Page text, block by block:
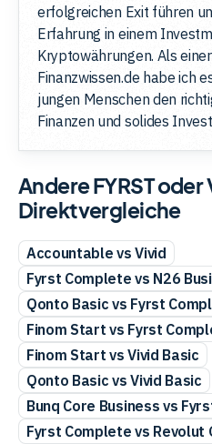
erfolgreichen Exit führen
Erfahrung in einem
Kryptowährungen. Als
Finanzwissen.de habe ich
jungen Menschen den
Finanzen und solides
Andere FYRST
Direktvergleiche
Accountable vs Vivid
Fyrst Complete vs N26
Qonto Basic vs Fyrst
Finom Start vs Fyrst
Finom Start vs Vivid Basic
Qonto Basic vs Vivid Basic
Bunq Core Business vs
Fyrst Complete vs Revolut